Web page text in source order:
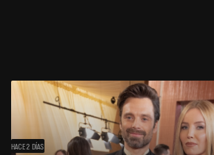
HACE 2 DÍAS